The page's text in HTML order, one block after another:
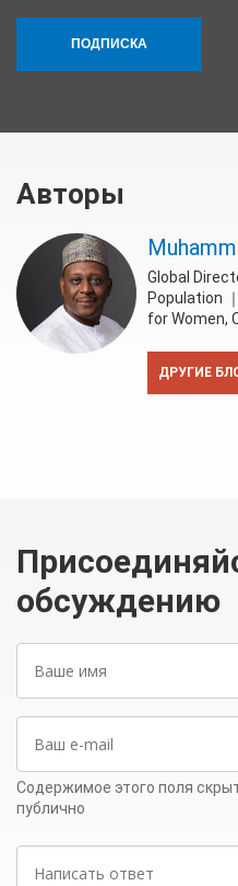
ПОДПИСКА
Авторы
Global
Population
for Women,
ДРУГИЕ
обсуждению
имя
mail
Содержимое этого поля
публично